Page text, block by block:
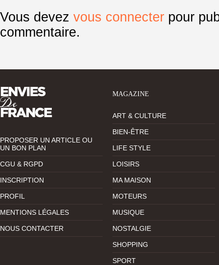
Vous devez vous connecter pour
commentaire.
PROPOSER UN ARTICLE OU
UN BON PLAN
CGU & RGPD
INSCRIPTION
PROFIL
MENTIONS LÉGALES
NOUS CONTACTER
MAGAZINE
ART & CULTURE
BIEN-ÊTRE
LIFE STYLE
LOISIRS
MA MAISON
MOTEURS
MUSIQUE
NOSTALGIE
SHOPPING
SPORT